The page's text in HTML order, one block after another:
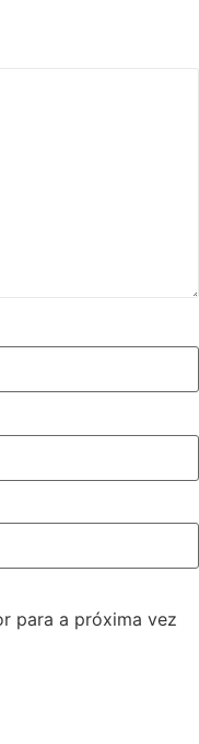
para a próxima vez